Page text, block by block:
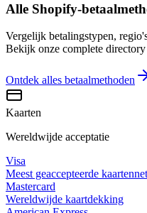
Alle Shopify-
Vergelijk betalingstypen,
Bekijk onze complete
Ontdek alles betaalmethoden
Kaarten
Wereldwijde acceptatie
Visa
Meest geaccepteerde
Mastercard
Wereldwijde kaartdekking